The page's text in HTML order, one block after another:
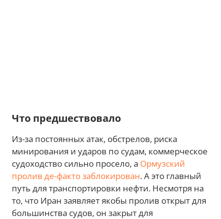
Что предшествовало
Из-за постоянных атак, обстрелов, риска
минирования и ударов по судам, коммерческое
судоходство сильно просело, а Ормузский
пролив де-факто заблокирован. А это главный
путь для транспортировки нефти. Несмотря на
то, что Иран заявляет якобы пролив открыт для
большинства судов, он закрыт для